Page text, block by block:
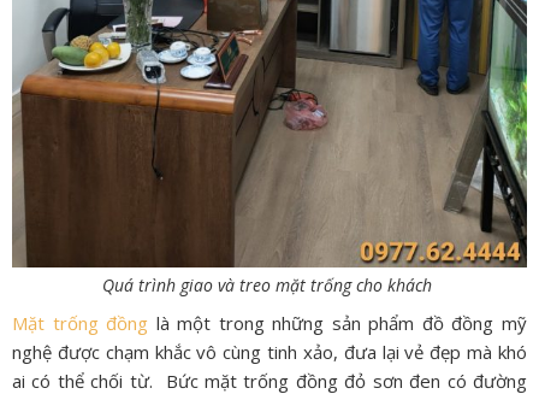
Quá trình giao và treo mặt trống cho khách
Mặt trống đồng là một trong những sản phẩm đồ đồng mỹ
nghệ được chạm khắc vô cùng tinh xảo, đưa lại vẻ đẹp mà khó
ai có thể chối từ. Bức mặt trống đồng đỏ sơn đen có đường